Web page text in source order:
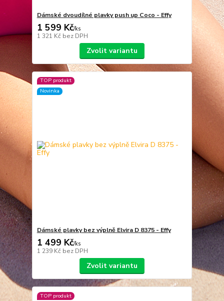
Dámské dvoudílné plavky push up Coco - Effy
1 599 Kč/ks
1 321 Kč bez DPH
Zvolit variantu
TOP produkt
Novinka
Dámské plavky bez výplně Elvira D 8375 - Effy
1 499 Kč/ks
1 239 Kč bez DPH
Zvolit variantu
TOP produkt